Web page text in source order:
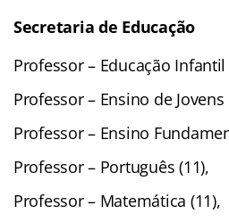
Secretaria de Educação
Professor – Educação Infantil
Professor – Ensino de
Professor – Ensino
Professor – Português (11),
Professor – Matemática (11),